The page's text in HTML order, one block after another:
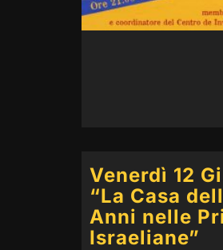
Venerdì 12
“La Casa
Anni nelle
Israeliane”